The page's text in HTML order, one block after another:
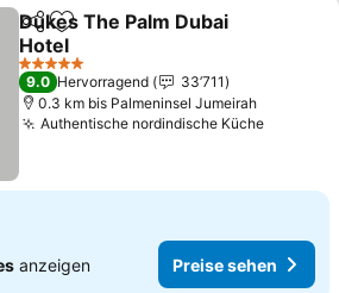
TeilenZu Favoriten hinzufügen
Dukes The Palm Dubai
Hotel
5 Sterne
9.0 Hervorragend
33’711
0.3 km bis Palmeninsel Jumeirah
Authentische nordindische Küche
anzeigen Preise sehen